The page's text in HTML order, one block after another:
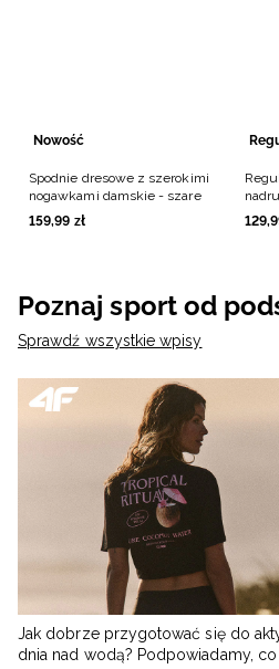
Nowość
Spodnie dresowe z szerokimi
nogawkami damskie - szare
159,99 zł
-
129,
Poznaj sport od
Sprawdź wszystkie wpisy
Jak dobrze przygotować się do
dnia nad wodą? Podpowiadamy,